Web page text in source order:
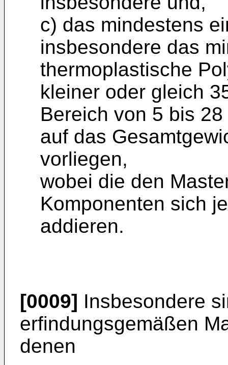
c) das mindestens
insbesondere das
thermoplastische
kleiner oder gleich
Bereich von 5 bis
auf das
vorliegen,
wobei die den
Komponenten sich
addieren.
[0009] Insbesondere
erfindungsgemäßen
denen